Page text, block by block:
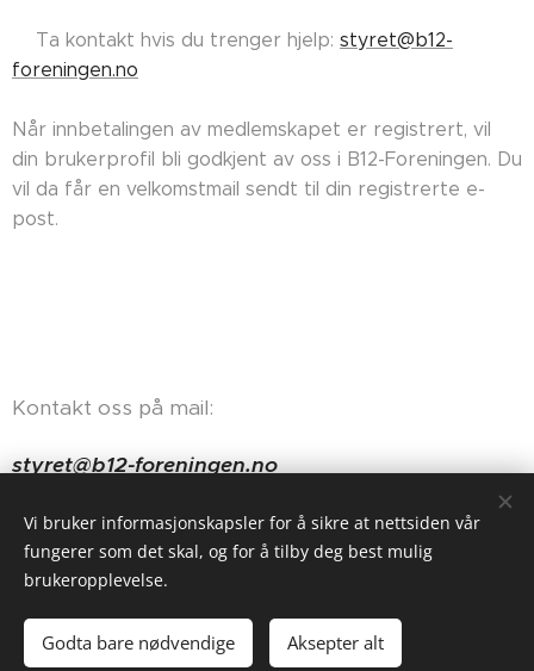
👉🏼Ta kontakt hvis du trenger hjelp: styret@b12-
foreningen.no
Når innbetalingen av medlemskapet er registrert, vil
din brukerprofil bli godkjent av oss i B12-Foreningen. Du
vil da får en velkomstmail sendt til din registrerte e-
post.
Kontakt oss på mail:
styret@b12-foreningen.no
Haugerudveien 84, 0674 Oslo
Vi bruker informasjonskapsler for å sikre at nettsiden vår
fungerer som det skal, og for å tilby deg best mulig
brukeropplevelse.
Godta bare nødvendige Aksepter alt